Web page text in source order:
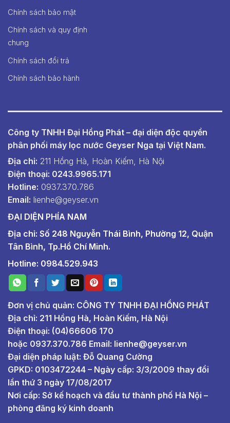
Chính sách bảo mật
Chính sách và quy định
chung
Chính sách đổi trả
Chính sách bảo hành
Công ty TNHH Đại Hồng Phát – đại diện độc quyền
phân phối máy lọc nước Geyser Nga tại Việt Nam.
Địa chỉ: 211 Hồng Hà, Hoàn Kiếm, Hà Nội
Điện thoại: 0243.9965.171
Hotline: 0937.370.786
Email: lienhe@geyser.vn
ĐẠI DIỆN PHÍA NAM
Địa chỉ: Số 248 Nguyễn Thái Bình, Phường 12, Quận
Tân Bình, Tp.Hồ Chí Minh.
Hotline: 0984.529.943
Đơn vị chủ quản: CÔNG TY TNHH ĐẠI HỒNG PHÁT
Địa chỉ: 211 Hồng Hà, Hoàn Kiếm, Hà Nội
Điện thoại: (04)66606 170
hoặc 0937.370.786 Email: lienhe@geyser.vn
Đại diện pháp luật: Đỗ Quang Cường
GPKD: 0103472244 – Ngày cấp: 3/3/2009 thay đổi
lần thứ 3 ngày 17/08/2017
Nơi cấp: Sở kế hoạch và đầu tư thành phố Hà Nội –
phòng đăng ký kinh doanh